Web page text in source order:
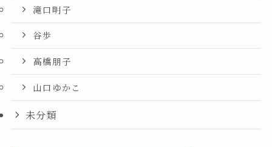
滝口明子
谷歩
高橋朋子
山口ゆかこ
未分類